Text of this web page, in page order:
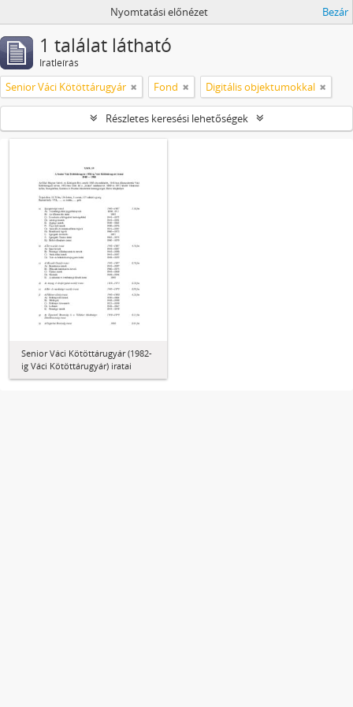
Nyomtatási előnézet Bezár
1 találat látható
Iratleírás
Senior Váci Kötöttárugyár Fond Digitális objektumokkal
Részletes keresési lehetőségek
Senior Váci Kötöttárugyár (1982-
ig Váci Kötöttárugyár) iratai